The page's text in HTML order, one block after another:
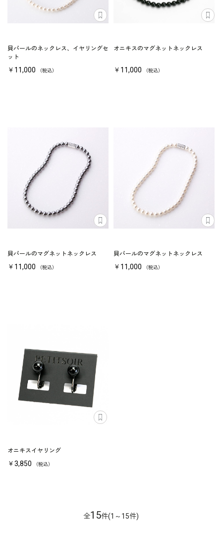
貝パールのネックレス、イヤリングセ
ット
￥11,000 （税込）
オニキスのマグネットネックレス
￥11,000 （税込）
貝パールのマグネットネックレス
￥11,000 （税込）
貝パールのマグネットネックレス
￥11,000 （税込）
オニキスイヤリング
￥3,850 （税込）
全15件(1～15件)